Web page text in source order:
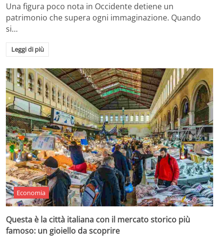
Una figura poco nota in Occidente detiene un
patrimonio che supera ogni immaginazione. Quando
si…
Leggi di più
Economia
Questa è la città italiana con il mercato storico più
famoso: un gioiello da scoprire